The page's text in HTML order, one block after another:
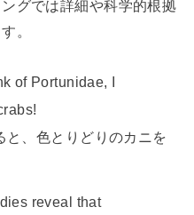
グでは詳細や科学的根拠
。
of Portunidae, I
と、色とりどりのカニを
reveal that